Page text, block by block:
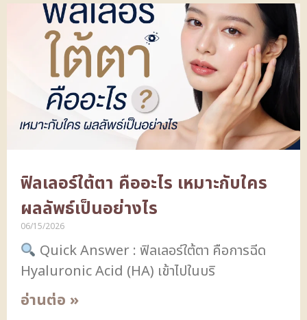
ฟิลเลอร์ใต้ตา คืออะไร เหมาะกับใคร
ผลลัพธ์เป็นอย่างไร
06/15/2026
Quick Answer : ฟิลเลอร์ใต้ตา คือการฉีด
Hyaluronic Acid (HA) เข้าไปในบริ
อ่านต่อ »